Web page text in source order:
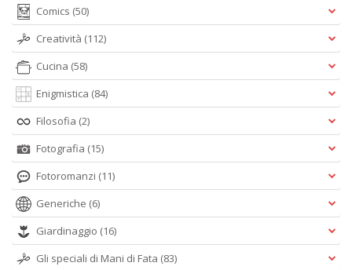
Comics (50)
Creatività (112)
Cucina (58)
Enigmistica (84)
Filosofia (2)
Fotografia (15)
Fotoromanzi (11)
Generiche (6)
Giardinaggio (16)
Gli speciali di Mani di Fata (83)